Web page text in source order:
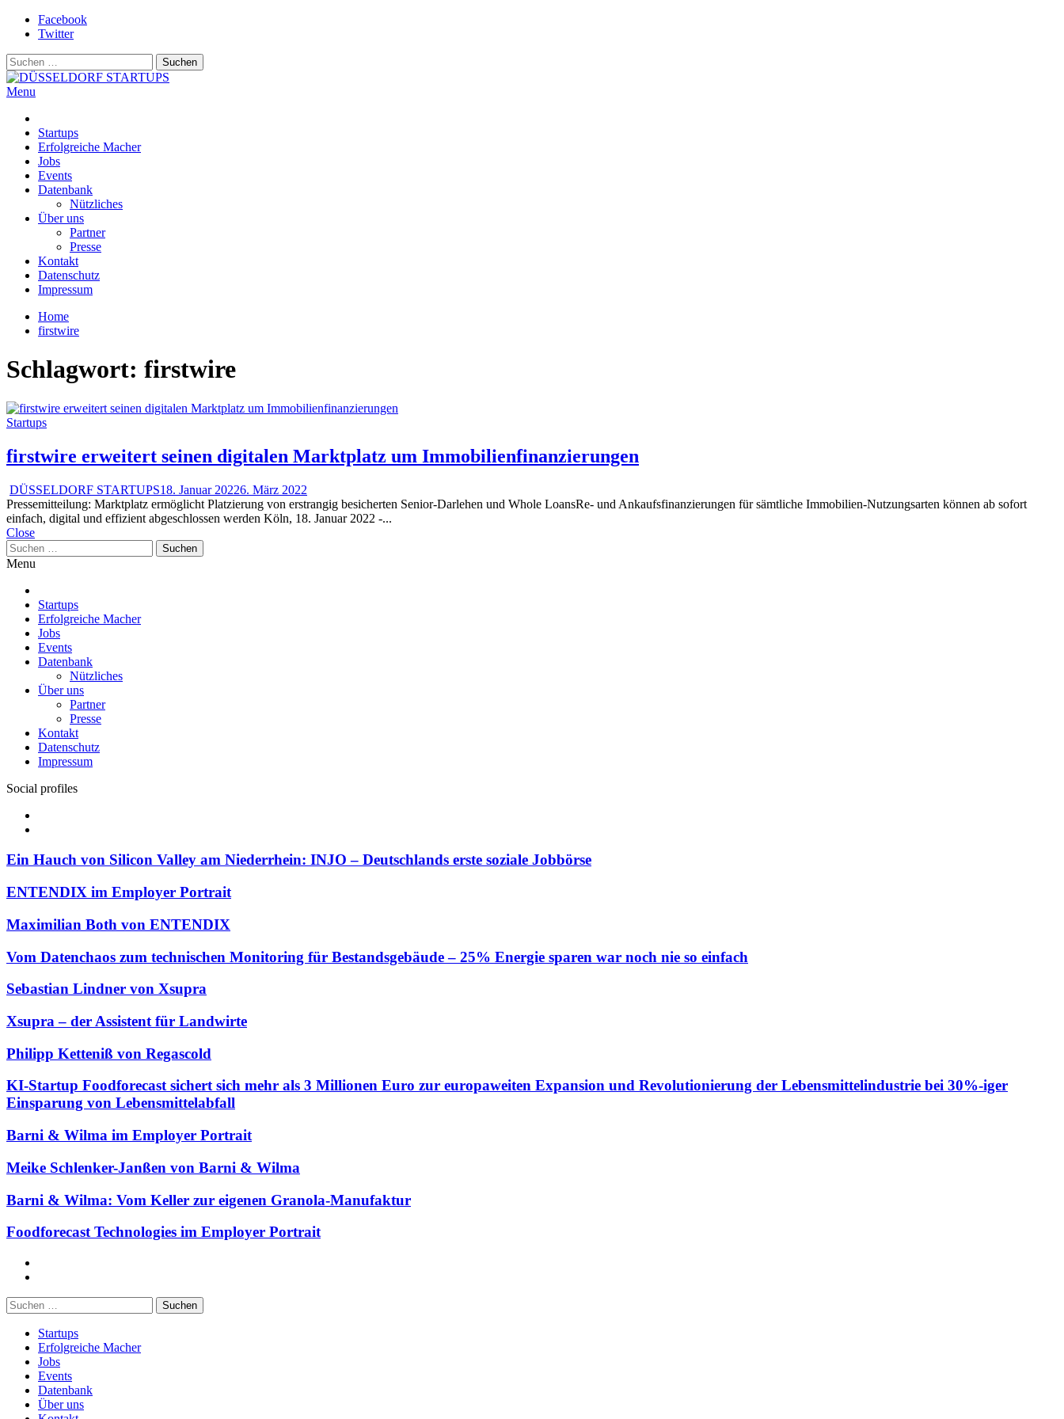
Skip
Facebook
Twitter
Suchen
nach:
Menu
Startups
Erfolgreiche Macher
Jobs
Events
Datenbank
Nützliches
Über uns
Partner
Presse
Kontakt
Datenschutz
Impressum
Home
firstwire
Schlagwort: firstwire
Startups
firstwire erweitert seinen digitalen Marktplatz um Immobilienfinanzierungen
DÜSSELDORF STARTUPS18. Januar 20226. März 2022
Pressemitteilung: Marktplatz ermöglicht Platzierung von erstrangig besicherten Senior-Darlehen und Whole LoansRe- und Ankaufsfinanzierungen für sämtliche Immobilien-Nutzungsarten können ab sofort
einfach, digital und effizient abgeschlossen werden Köln, 18. Januar 2022 -...
Close
Suchen
nach:
Menu
Startups
Erfolgreiche Macher
Jobs
Events
Datenbank
Nützliches
Über uns
Partner
Presse
Kontakt
Datenschutz
Impressum
Social profiles
Ein Hauch von Silicon Valley am Niederrhein: INJO – Deutschlands erste soziale Jobbörse
ENTENDIX im Employer Portrait
Maximilian Both von ENTENDIX
Vom Datenchaos zum technischen Monitoring für Bestandsgebäude – 25% Energie sparen war noch nie so einfach
Sebastian Lindner von Xsupra
Xsupra – der Assistent für Landwirte
Philipp Ketteniß von Regascold
KI-Startup Foodforecast sichert sich mehr als 3 Millionen Euro zur europaweiten Expansion und Revolutionierung der Lebensmittelindustrie bei 30%-iger
Einsparung von Lebensmittelabfall
Barni & Wilma im Employer Portrait
Meike Schlenker-Janßen von Barni & Wilma
Barni & Wilma: Vom Keller zur eigenen Granola-Manufaktur
Foodforecast Technologies im Employer Portrait
Suchen
nach:
Startups
Erfolgreiche Macher
Jobs
Events
Datenbank
Über uns